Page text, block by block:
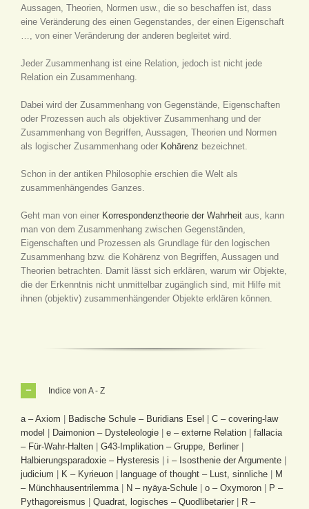
Aussagen, Theorien, Normen usw., die so beschaffen ist, dass
eine Veränderung des einen Gegenstandes, der einen Eigenschaft
…, von einer Veränderung der anderen begleitet wird.
Jeder Zusammenhang ist eine Relation, jedoch ist nicht jede
Relation ein Zusammenhang.
Dabei wird der Zusammenhang von Gegenstände, Eigenschaften
oder Prozessen auch als objektiver Zusammenhang und der
Zusammenhang von Begriffen, Aussagen, Theorien und Normen
als logischer Zusammenhang oder Kohärenz bezeichnet.
Schon in der antiken Philosophie erschien die Welt als
zusammenhängendes Ganzes.
Geht man von einer Korrespondenztheorie der Wahrheit aus, kann
man von dem Zusammenhang zwischen Gegenständen,
Eigenschaften und Prozessen als Grundlage für den logischen
Zusammenhang bzw. die Kohärenz von Begriffen, Aussagen und
Theorien betrachten. Damit lässt sich erklären, warum wir Objekte,
die der Erkenntnis nicht unmittelbar zugänglich sind, mit Hilfe mit
ihnen (objektiv) zusammenhängender Objekte erklären können.
Indice von A - Z
a – Axiom Badische Schule – Buridians Esel
C – covering-law
model
Daimonion – Dysteleologie e – externe Relation
fallacia
– Für-Wahr-Halten
G43-Implikation – Gruppe, Berliner
Halbierungsparadoxie – Hysteresis
i – Isosthenie der Argumente
judicium
K – Kyrieuon language of thought – Lust, sinnliche
M
– Münchhausentrilemma
N – nyāya-Schule o – Oxymoron
P –
Pythagoreismus
Quadrat, logisches – Quodlibetarier
R –